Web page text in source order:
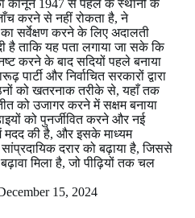
कानून 1947 से पहले के स्थानों के
करने से नहीं रोकता है, ने
का सर्वेक्षण करने के लिए अदालती
है ताकि यह पता लगाया जा सके कि
करने के बाद सदियों पहले बनाया
पार्टी और निर्वाचित सरकारों द्वारा
को खतरनाक तरीके से, यहाँ तक
को उजागर करने में सक्षम बनाया
को पुनर्जीवित करने और नई
मदद की है, और इसके माध्यम
दरार को बढ़ाया है, जिससे
मिला है, जो पीढ़ियों तक चल
15, 2024